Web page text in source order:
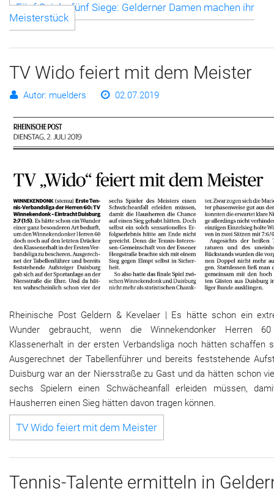
Fünf Spiele, fünf Siege: Gelderner Damen machen ihr
Meisterstück
TV Wido feiert mit dem Meister
Autor: muelders 02.07.2019
Rheinische Post Geldern & Kevelaer | Es hätte schon ein
Wunder gebraucht, wenn die Winnekendonker Herren
Klassenerhalt in der ersten Verbandsliga noch hätten schaffen
Ausgerechnet der Tabellenführer und bereits feststehende
Duisburg war an der Niersstraße zu Gast und da hätten schon
sechs Spielern einen Schwächeanfall erleiden müssen,
Hausherren einen Sieg hätten davon tragen können.
TV Wido feiert mit dem Meister
Tennis-Talente ermitteln in